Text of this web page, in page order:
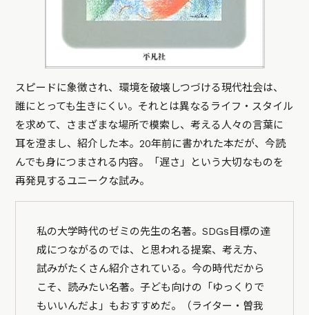
スピードに象徴され、環境を破壊しつづける現代社会は、
誰にとっても生きにくい。それとは異なるライフ・スタイル
を求めて、さまざまな場所で模索し、考える人々の言葉に
耳を澄まし、紹介した本。20年前に書かれた本だが、今読
んでも身につまされる内容。「遅さ」という大切なものを
再発見するユニークな試み。
私の大学時代のゼミの先生の名著。SDGs目標の達
成につながるのでは、と思われる提案、考え方、
試みがたくさん紹介されている。今の時代だから
こそ、読みたい名著。子ども向けの「ゆっくりで
もいいんだよ」もおすすめだ。（ライター・曽我